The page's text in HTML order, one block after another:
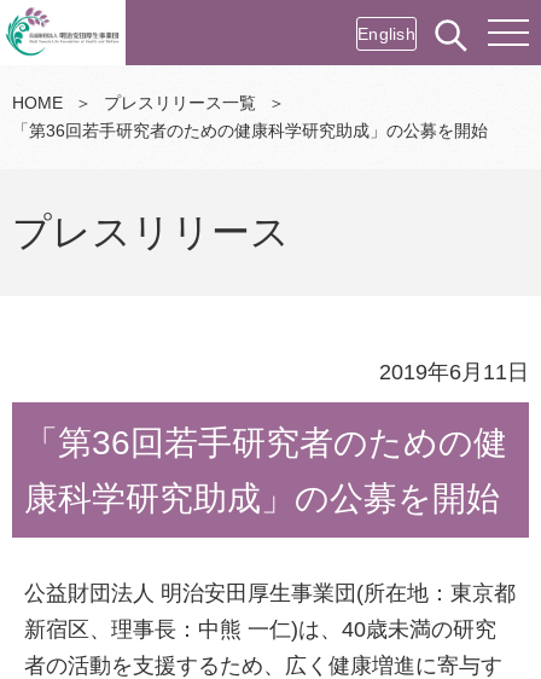
English
HOME ＞ プレスリリース一覧
＞
「第36回若手研究者のための健康科学研究助成」の公募を開始
プレスリリース
2019年6月11日
「第36回若手研究者のための健
康科学研究助成」の公募を開始
公益財団法人 明治安田厚生事業団(所在地：東京都
新宿区、理事長：中熊 一仁)は、40歳未満の研究
者の活動を支援するため、広く健康増進に寄与す